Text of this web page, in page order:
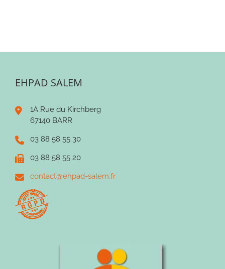
EHPAD SALEM
1A Rue du Kirchberg
67140 BARR
03 88 58 55 30
03 88 58 55 20
contact@ehpad-salem.fr